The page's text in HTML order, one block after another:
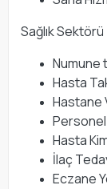
Sağlık Sektörü
Numune
Hasta
Hastane
Hasta
İlaç
Eczane